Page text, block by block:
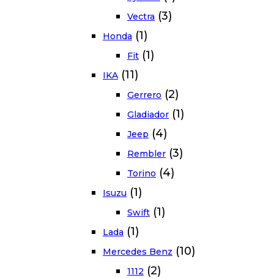
Vectra (3)
Honda (1)
Fit (1)
IKA (11)
Gerrero (2)
Gladiador (1)
Jeep (4)
Rembler (3)
Torino (4)
Isuzu (1)
Swift (1)
Lada (1)
Mercedes Benz (10)
1112 (2)